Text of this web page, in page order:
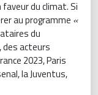
du climat. Si
au programme «
du
des acteurs
2023, Paris
la Juventus,